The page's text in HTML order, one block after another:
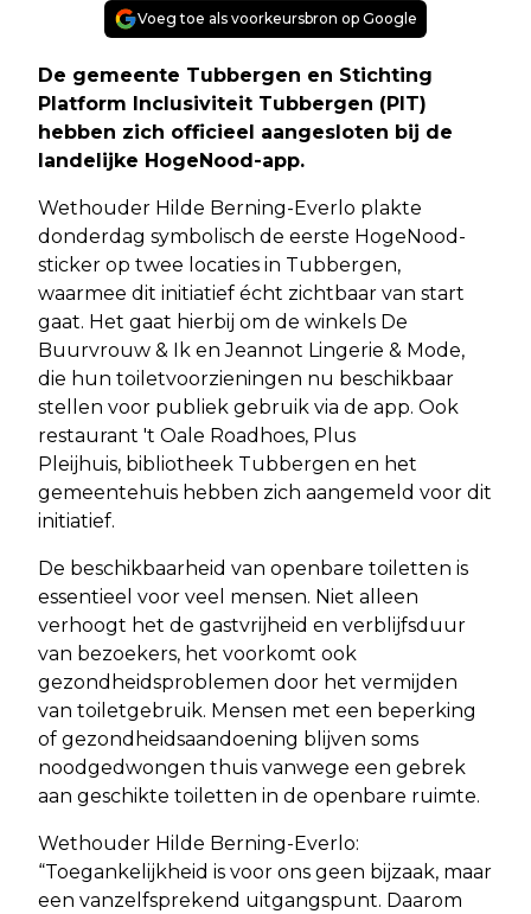
Voeg toe als voorkeursbron op Google
De gemeente Tubbergen en Stichting
Platform Inclusiviteit Tubbergen (PIT)
hebben zich officieel aangesloten bij de
landelijke HogeNood-app.
Wethouder Hilde Berning-Everlo plakte
donderdag symbolisch de eerste HogeNood-
sticker op twee locaties in Tubbergen,
waarmee dit initiatief écht zichtbaar van start
gaat. Het gaat hierbij om de winkels De
Buurvrouw & Ik en Jeannot Lingerie & Mode,
die hun toiletvoorzieningen nu beschikbaar
stellen voor publiek gebruik via de app. Ook
restaurant 't Oale Roadhoes, Plus
Pleijhuis, bibliotheek Tubbergen en het
gemeentehuis hebben zich aangemeld voor dit
initiatief.
De beschikbaarheid van openbare toiletten is
essentieel voor veel mensen. Niet alleen
verhoogt het de gastvrijheid en verblijfsduur
van bezoekers, het voorkomt ook
gezondheidsproblemen door het vermijden
van toiletgebruik. Mensen met een beperking
of gezondheidsaandoening blijven soms
noodgedwongen thuis vanwege een gebrek
aan geschikte toiletten in de openbare ruimte.
Wethouder Hilde Berning-Everlo:
“Toegankelijkheid is voor ons geen bijzaak, maar
een vanzelfsprekend uitgangspunt. Daarom